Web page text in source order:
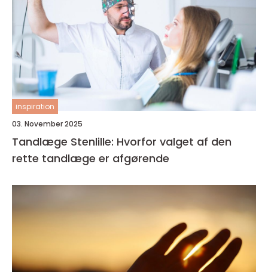
inspiration
03. November 2025
Tandlæge Stenlille: Hvorfor valget af den
rette tandlæge er afgørende